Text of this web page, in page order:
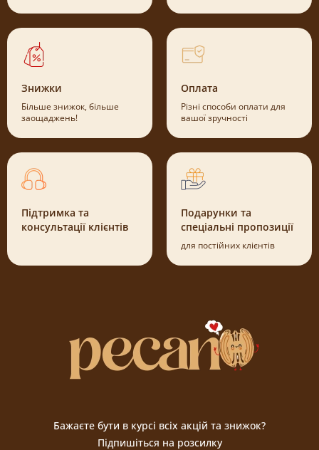
Знижки
Більше знижок, більше
заощаджень!
Оплата
Різні способи оплати для
вашої зручності
Підтримка та
консультації клієнтів
Подарунки та
спеціальні пропозиції
для постійних клієнтів
Бажаєте бути в курсі всіх акцій та знижок?
Підпишіться на розсилку